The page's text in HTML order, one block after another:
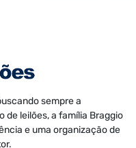
sempre a
de leilões, a família Braggio
e uma organização de